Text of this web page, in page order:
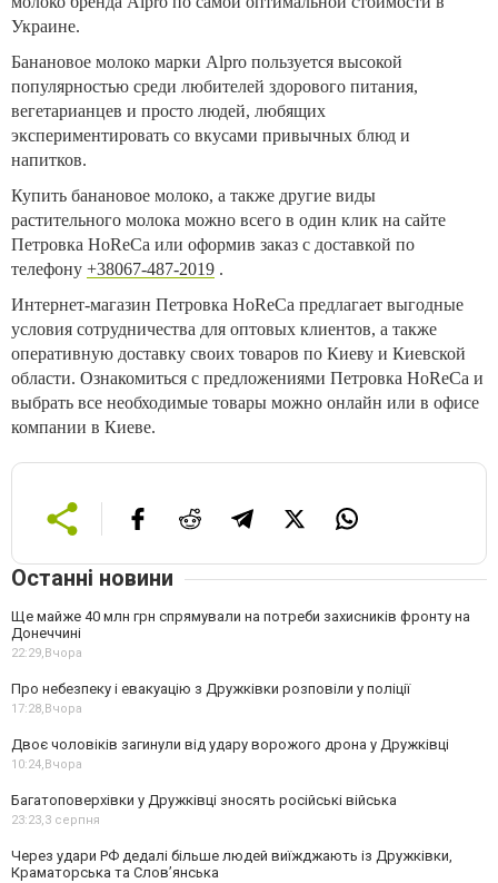
Украине.
Банановое молоко марки Alpro пользуется высокой
популярностью среди любителей здорового питания,
вегетарианцев и просто людей, любящих
экспериментировать со вкусами привычных блюд и
напитков.
Купить банановое молоко, а также другие виды
растительного молока можно всего в один клик на сайте
Петровка HoReCa или оформив заказ с доставкой по
телефону +38067-487-2019 .
Интернет-магазин Петровка HoReCa предлагает выгодные
условия сотрудничества для оптовых клиентов, а также
оперативную доставку своих товаров по Киеву и Киевской
области. Ознакомиться с предложениями Петровка HoReCa и
выбрать все необходимые товары можно онлайн или в офисе
компании в Киеве.
Останні новини
Ще майже 40 млн грн спрямували на потреби захисників фронту на
Донеччині
22:29, Вчора
Про небезпеку і евакуацію з Дружківки розповіли у поліції
17:28, Вчора
Двоє чоловіків загинули від удару ворожого дрона у Дружківці
10:24, Вчора
Багатоповерхівки у Дружківці зносять російські війська
23:23,3 серпня
Через удари РФ дедалі більше людей виїжджають із Дружківки,
Краматорська та Слов’янська